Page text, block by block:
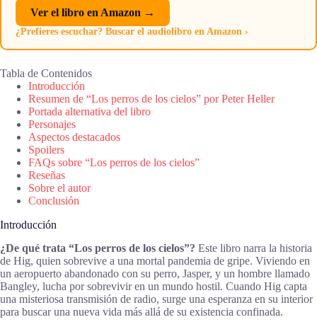
Ver el libro en Amazon →
¿Prefieres escuchar? Buscar el audiolibro en Amazon ›
Tabla de Contenidos
Introducción
Resumen de “Los perros de los cielos” por Peter Heller
Portada alternativa del libro
Personajes
Aspectos destacados
Spoilers
FAQs sobre “Los perros de los cielos”
Reseñas
Sobre el autor
Conclusión
Introducción
¿De qué trata “Los perros de los cielos”? Este libro narra la historia
de Hig, quien sobrevive a una mortal pandemia de gripe. Viviendo en
un aeropuerto abandonado con su perro, Jasper, y un hombre llamado
Bangley, lucha por sobrevivir en un mundo hostil. Cuando Hig capta
una misteriosa transmisión de radio, surge una esperanza en su interior
para buscar una nueva vida más allá de su existencia confinada.